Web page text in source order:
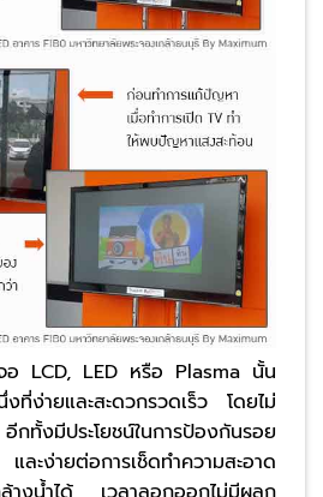
อ LCD, LED หรือ Plasma นั้น
ที่ง่ายและสะดวกรวดเร็ว โดยไม่
กทั้งมีประโยชน์ในการป้องกันรอย
ะง่ายต่อการเช็ดทำความสะอาด